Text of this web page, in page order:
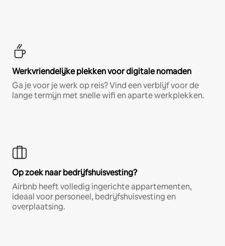
Werkvriendelijke plekken voor digitale nomaden
Ga je voor je werk op reis? Vind een verblijf voor de
lange termijn met snelle wifi en aparte werkplekken.
Op zoek naar bedrijfshuisvesting?
Airbnb heeft volledig ingerichte appartementen,
ideaal voor personeel, bedrijfshuisvesting en
overplaatsing.